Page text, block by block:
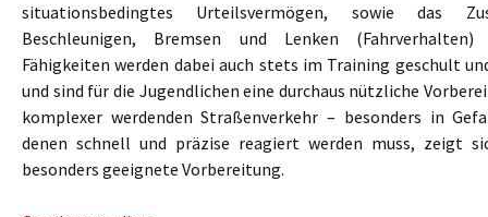
situationsbedingtes Urteilsvermögen, sowie das
Beschleunigen, Bremsen und Lenken (Fahrverhalten)
Fähigkeiten werden dabei auch stets im Training geschult
und sind für die Jugendlichen eine durchaus nützliche
komplexer werdenden Straßenverkehr – besonders in
denen schnell und präzise reagiert werden muss, zeigt
besonders geeignete Vorbereitung.